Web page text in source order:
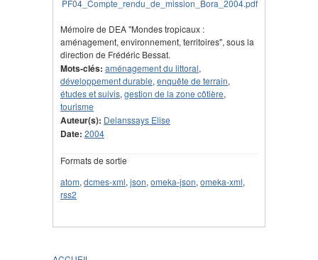
Mémoire de DEA "Mondes tropicaux :
aménagement, environnement, territoires", sous la
direction de Frédéric Bessat.
Mots-clés: aménagement du littoral,
développement durable, enquête de terrain,
études et suivis, gestion de la zone côtière,
tourisme
Auteur(s): Delanssays Elise
Date: 2004
Formats de sortie
atom, dcmes-xml, json, omeka-json, omeka-xml,
rss2